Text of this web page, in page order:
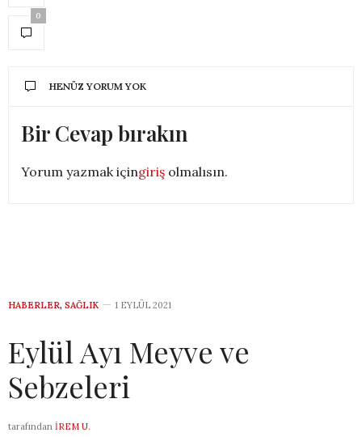
0
HENÜZ YORUM YOK
Bir Cevap bırakın
Yorum yazmak içingiriş olmalısın.
HABERLER, SAĞLIK 1 EYLÜL 2021
Eylül Ayı Meyve ve
Sebzeleri
tarafından İREM U.